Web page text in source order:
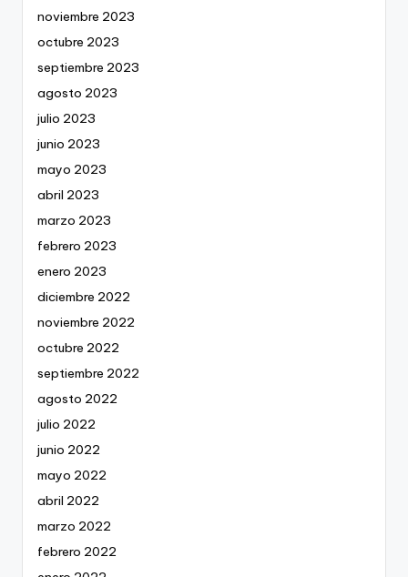
noviembre 2023
octubre 2023
septiembre 2023
agosto 2023
julio 2023
junio 2023
mayo 2023
abril 2023
marzo 2023
febrero 2023
enero 2023
diciembre 2022
noviembre 2022
octubre 2022
septiembre 2022
agosto 2022
julio 2022
junio 2022
mayo 2022
abril 2022
marzo 2022
febrero 2022